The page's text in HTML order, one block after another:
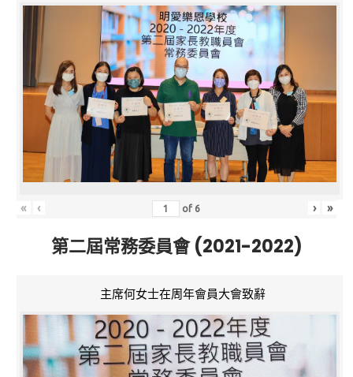
« ‹ of 6 › »
第二屆常務委員會 (2021-2022)
主席何女士在周年會員大會致辭